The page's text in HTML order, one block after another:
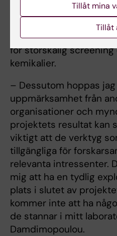
miljökemikalier i
embryon. Jag förväntar
nya och relevanta
för storskalig
kemikalier.
– Dessutom hoppas
uppmärksamhet från
organisationer och
projektets resultat kan
viktigt att de verktyg
tillgängliga för
relevanta intressenter.
mig att ha en tydlig
plats i slutet av
kommer inte att ha
de stannar i mitt
Damdimopoulou.
Tillåt mina
Tillåt